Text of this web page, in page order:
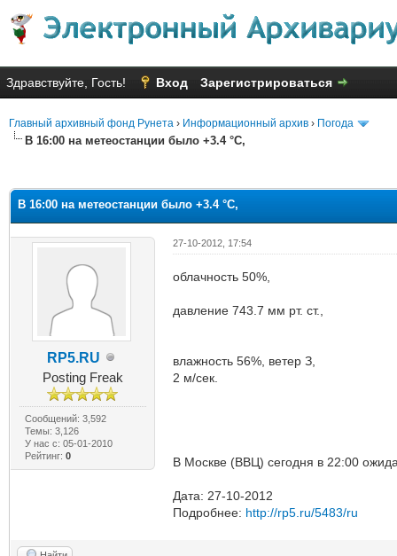
Здравствуйте, Гость! Вход Зарегистрироваться
Главный архивный фонд Рунета › Информационный архив › Погода
В 16:00 на метеостанции было +3.4 °C,
В 16:00 на метеостанции было +3.4 °C,
RP5.RU
Posting Freak
Сообщений: 3,592
Темы: 3,126
У нас с: 05-01-2010
Рейтинг: 0
27-10-2012, 17:54
облачность 50%,
давление 743.7 мм рт. ст.,
влажность 56%, ветер З,
2 м/сек.
В Москве (ВВЦ) сегодня в 22:00
Дата: 27-10-2012
Подробнее: http://rp5.ru/5483/ru